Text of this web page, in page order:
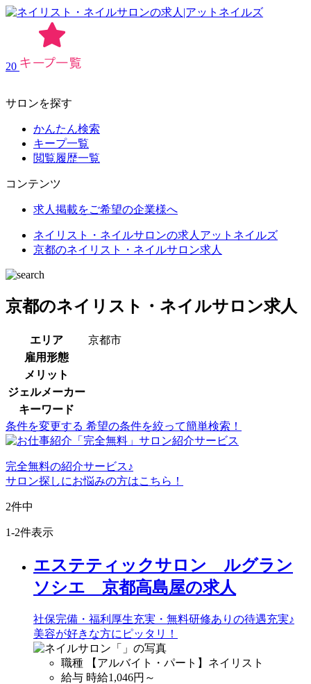
20
サロンを探す
かんたん検索
キープ一覧
閲覧履歴一覧
コンテンツ
求人掲載をご希望の企業様へ
ネイリスト・ネイルサロンの求人アットネイルズ
京都のネイリスト・ネイルサロン求人
京都のネイリスト・ネイルサロン求人
エリア
京都市
雇用形態
メリット
ジェルメーカー
キーワード
条件を変更する 希望の条件を絞って簡単検索！
完全無料の紹介サービス♪
サロン探しにお悩みの方はこちら！
2件中
1-2件表示
エステティックサロン ルグラン
ソシエ 京都高島屋の求人
社保完備・福利厚生充実・無料研修ありの待遇充実♪
美容が好きな方にピッタリ！
職種
【アルバイト・パート】ネイリスト
給与 時給1,046円～